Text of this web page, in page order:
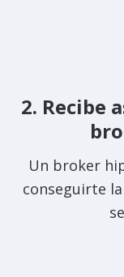
2. Recibe
Un broker
conseguirte